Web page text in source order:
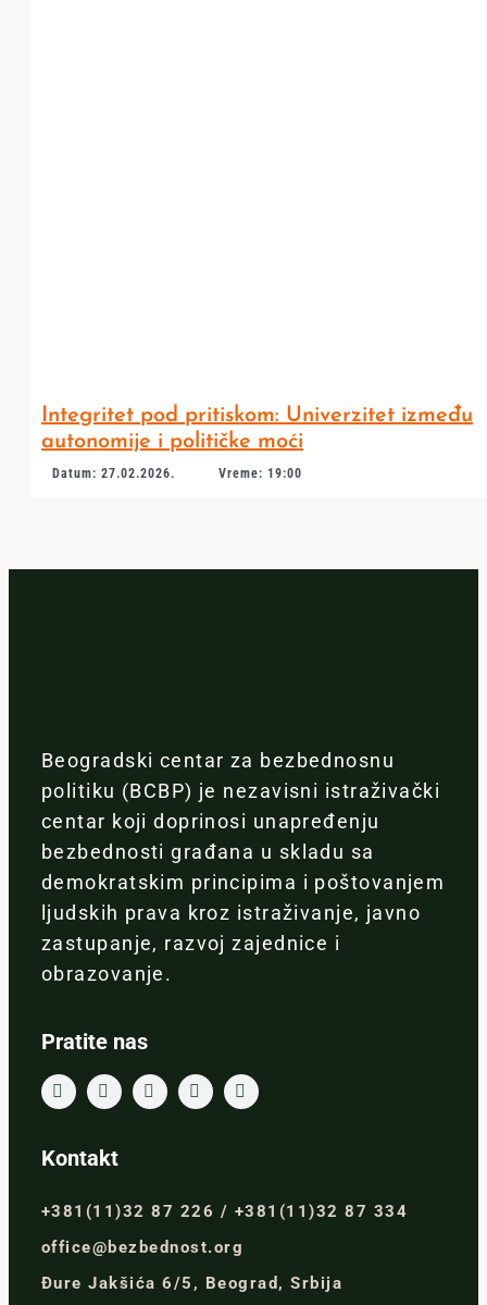
Integritet pod pritiskom: Univerzitet između
autonomije i političke moći
Datum: 27.02.2026. Vreme: 19:00
Beogradski centar za bezbednosnu
politiku (BCBP) je nezavisni istraživački
centar koji doprinosi unapređenju
bezbednosti građana u skladu sa
demokratskim principima i poštovanjem
ljudskih prava kroz istraživanje, javno
zastupanje, razvoj zajednice i
obrazovanje.
Pratite nas
Kontakt
+381(11)32 87 226 / +381(11)32 87 334
office@bezbednost.org
Đure Jakšića 6/5, Beograd, Srbija